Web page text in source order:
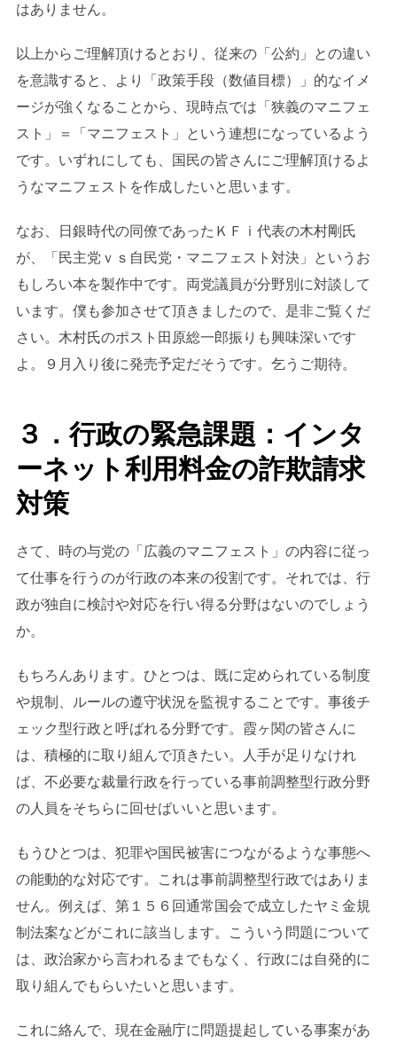
はありません。
以上からご理解頂けるとおり、従来の「公約」との違い
を意識すると、より「政策手段（数値目標）」的なイメ
ージが強くなることから、現時点では「狭義のマニフェ
スト」＝「マニフェスト」という連想になっているよう
です。いずれにしても、国民の皆さんにご理解頂けるよ
うなマニフェストを作成したいと思います。
なお、日銀時代の同僚であったＫＦｉ代表の木村剛氏
が、「民主党ｖｓ自民党・マニフェスト対決」というお
もしろい本を製作中です。両党議員が分野別に対談して
います。僕も参加させて頂きましたので、是非ご覧くだ
さい。木村氏のポスト田原総一郎振りも興味深いです
よ。９月入り後に発売予定だそうです。乞うご期待。
３．行政の緊急課題：インタ
ーネット利用料金の詐欺請求
対策
さて、時の与党の「広義のマニフェスト」の内容に従っ
て仕事を行うのが行政の本来の役割です。それでは、行
政が独自に検討や対応を行い得る分野はないのでしょう
か。
もちろんあります。ひとつは、既に定められている制度
や規制、ルールの遵守状況を監視することです。事後チ
ェック型行政と呼ばれる分野です。霞ヶ関の皆さんに
は、積極的に取り組んで頂きたい。人手が足りなけれ
ば、不必要な裁量行政を行っている事前調整型行政分野
の人員をそちらに回せばいいと思います。
もうひとつは、犯罪や国民被害につながるような事態へ
の能動的な対応です。これは事前調整型行政ではありま
せん。例えば、第１５６回通常国会で成立したヤミ金規
制法案などがこれに該当します。こういう問題について
は、政治家から言われるまでもなく、行政には自発的に
取り組んでもらいたいと思います。
これに絡んで、現在金融庁に問題提起している事案があ